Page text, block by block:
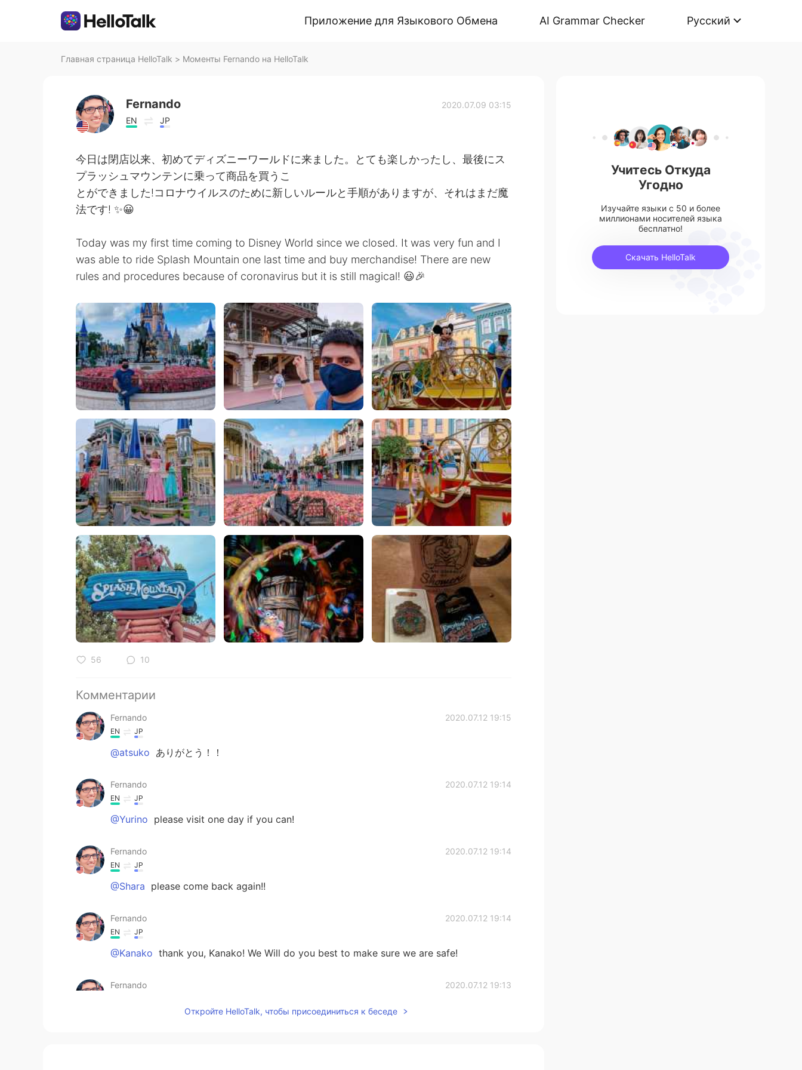
Приложение для Языкового Обмена AI Grammar Checker Русский
Главная страница HelloTalk > Моменты Fernando на HelloTalk
Fernando
EN JP
2020.07.09 03:15
今日は閉店以来、初めてディズニーワールドに来ました。とても楽しかったし、最後にス
プラッシュマウンテンに乗って商品を買うこ
とができました!コロナウイルスのために新しいルールと手順がありますが、それはまだ魔
法です! ✨😀
Today was my first time coming to Disney World since we closed. It was very fun and I
was able to ride Splash Mountain one last time and buy merchandise! There are new
rules and procedures because of coronavirus but it is still magical! 😃🎉
56 10
Комментарии
Fernando 2020.07.12 19:15
EN JP
@atsuko ありがとう！！
Fernando 2020.07.12 19:14
EN JP
@Yurino please visit one day if you can!
Fernando 2020.07.12 19:14
EN JP
@Shara please come back again!!
Fernando 2020.07.12 19:14
EN JP
@Kanako thank you, Kanako! We Will do you best to make sure we are safe!
Fernando 2020.07.12 19:13
ありがとう！！😀
Откройте HelloTalk, чтобы присоединиться к беседе
Учитесь Откуда
Угодно
Изучайте языки с 50 и более
миллионами носителей языка
бесплатно!
Скачать HelloTalk